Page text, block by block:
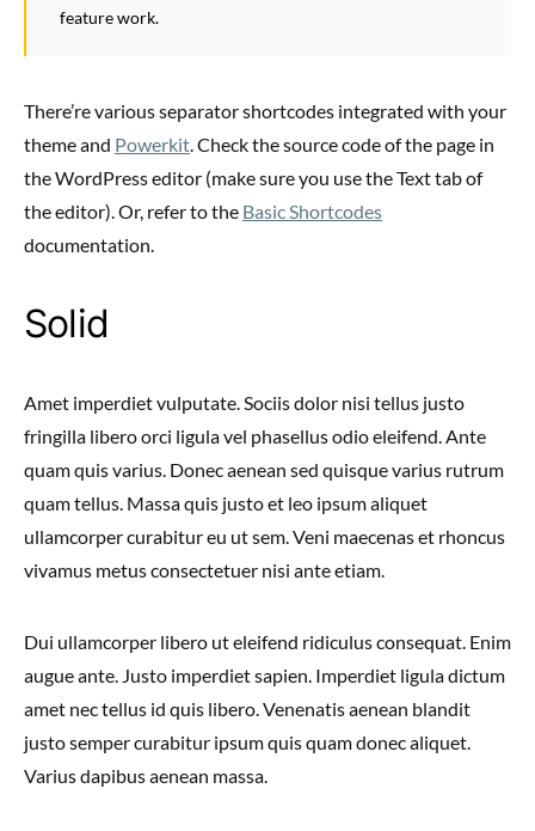
feature work.
There’re various separator shortcodes integrated with your
theme and Powerkit. Check the source code of the page in
the WordPress editor (make sure you use the Text tab of
the editor). Or, refer to the Basic Shortcodes
documentation.
Solid
Amet imperdiet vulputate. Sociis dolor nisi tellus justo
fringilla libero orci ligula vel phasellus odio eleifend. Ante
quam quis varius. Donec aenean sed quisque varius rutrum
quam tellus. Massa quis justo et leo ipsum aliquet
ullamcorper curabitur eu ut sem. Veni maecenas et rhoncus
vivamus metus consectetuer nisi ante etiam.
Dui ullamcorper libero ut eleifend ridiculus consequat. Enim
augue ante. Justo imperdiet sapien. Imperdiet ligula dictum
amet nec tellus id quis libero. Venenatis aenean blandit
justo semper curabitur ipsum quis quam donec aliquet.
Varius dapibus aenean massa.